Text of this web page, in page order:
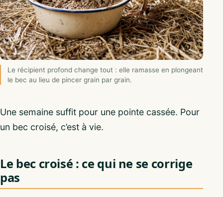
Le récipient profond change tout : elle ramasse en plongeant
le bec au lieu de pincer grain par grain.
Une semaine suffit pour une pointe cassée. Pour
un bec croisé, c’est à vie.
Le bec croisé : ce qui ne se corrige
pas